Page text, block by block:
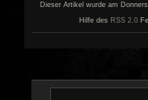
Dieser Artikel wurde am
Hilfe des RSS 2.0